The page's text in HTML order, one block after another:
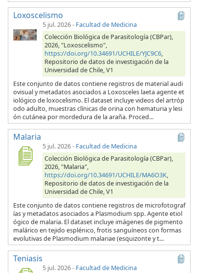
Loxoscelismo
5 jul. 2026- Facultad de Medicina
Colección Biológica de Parasitología (CBPar),
2026, "Loxoscelismo",
https://doi.org/10.34691/UCHILE/YJC9C6,
Repositorio de datos de investigación de la
Universidad de Chile, V1
Este conjunto de datos contiene registros de material audi
ovisual y metadatos asociados a Loxosceles laeta agente et
iológico de loxocelismo. El dataset incluye videos del artróp
odo adulto, muestras clínicas de orina con hematuria y lesi
ón cutánea por mordedura de la araña. Proced...
Malaria
5 jul. 2026- Facultad de Medicina
Colección Biológica de Parasitología (CBPar),
2026, "Malaria",
https://doi.org/10.34691/UCHILE/MA6O3K,
Repositorio de datos de investigación de la
Universidad de Chile, V1
Este conjunto de datos contiene registros de microfotograf
ías y metadatos asociados a Plasmodium spp. Agente etiol
ógico de malaria. El dataset incluye imágenes de pigmento
malárico en tejido esplénico, frotis sanguíneos con formas
evolutivas de Plasmodium malariae (esquizonte y t...
Teniasis
5 jul. 2026- Facultad de Medicina